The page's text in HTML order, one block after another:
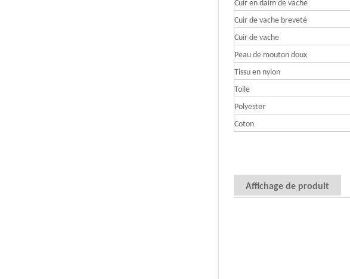
Cuir en daim de vache
Cuir de vache breveté
Cuir de vache
Peau de mouton doux
Tissu en nylon
Toile
Polyester
Coton
Affichage de produit